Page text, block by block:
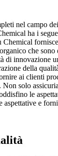
nel campo
ha i
che
di innovazione
della
ai clienti
solo
le
aspettative e